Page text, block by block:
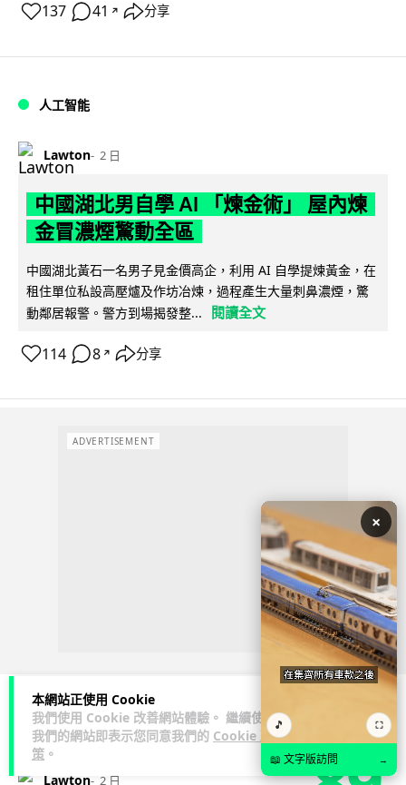
本網站正使用 Cookie
我們使用 Cookie 改善網站體驗。 繼續使用
我們的網站即表示您同意我們的 Cookie 政
策 。
137 41 ↗ 分享
人工智能
Lawton 2 日
中國湖北男自學 AI 「煉金術」 屋內煉
金冒濃煙驚動全區
中國湖北黃石一名男子見金價高企，利用 AI 自學提煉黃金，在
租住單位私設高壓爐及作坊冶煉，過程產生大量刺鼻濃煙，驚
動鄰居報警。警方到場揭發整...
閱讀全文
114 8 ↗ 分享
ADVERTISEMENT
3C科技 流動音樂
Lawton 2 日
×
🎵 ⛶
📖 文字版訪問 →